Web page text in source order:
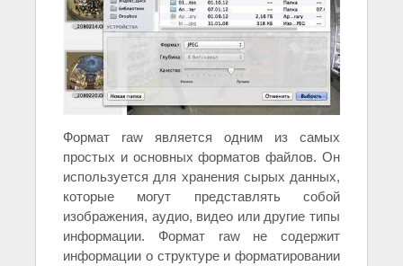
Формат raw является одним из самых
простых и основных форматов файлов. Он
используется для хранения сырых данных,
которые могут представлять собой
изображения, аудио, видео или другие типы
информации. Формат raw не содержит
информации о структуре и форматировании